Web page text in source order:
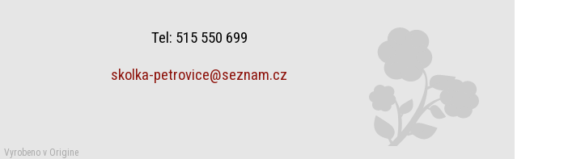
Tel: 515 550 699
skolka-petrovice@seznam.cz
Vyrobeno v Origine